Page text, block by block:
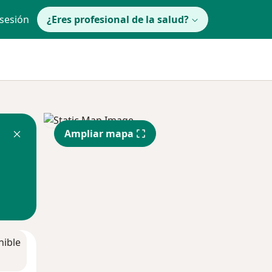
¿Eres profesional de la salud?
Ampliar mapa